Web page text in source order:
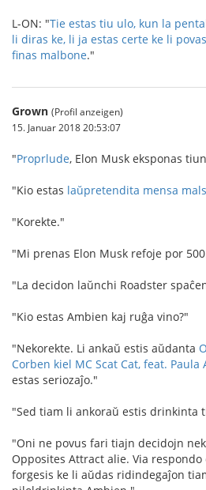
L-ON: "Tie estas tiu ulo, kun la
li diras ke, li ja estas certe ke li
finas malbone."
Grown (Profil anzeigen)
15. Januar 2018 20:53:07
"Proprlude, Elon Musk eksponas
"Kio estas laŭpretendita mensa
"Korekte."
"Mi prenas Elon Musk refoje por
"La decidon laŭnchi Roadster
"Kio estas Ambien kaj ruĝa vino?"
"Nekorekte. Li ankaŭ estis aŭdanta
Corben kiel MC Scat Cat, feat. Paula
estas seriozaĵo."
"Sed tiam li ankoraŭ estis drinkinta
"Oni ne povus fari tiajn decidojn
Opposites Attract alie. Via
forgesis ke li aŭdas ridindegaĵon